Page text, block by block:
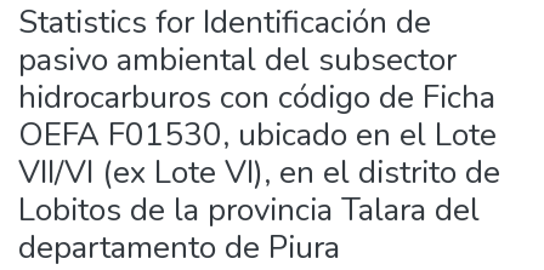
Estad. Externas
Guias ▾
Statistics for Identificación de
pasivo ambiental del subsector
hidrocarburos con código de Ficha
OEFA F01530, ubicado en el Lote
VII/VI (ex Lote VI), en el distrito de
Lobitos de la provincia Talara del
departamento de Piura